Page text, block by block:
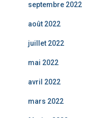
septembre 2022
août 2022
juillet 2022
mai 2022
avril 2022
mars 2022